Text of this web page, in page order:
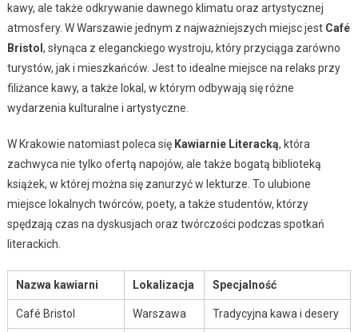
kawy, ale także odkrywanie dawnego klimatu oraz artystycznej
atmosfery. W Warszawie jednym z najważniejszych miejsc jest Café
Bristol , słynąca z eleganckiego wystroju, który przyciąga zarówno
turystów, jak i mieszkańców. Jest to idealne miejsce na relaks przy
filiżance kawy, a także lokal, w którym odbywają się różne
wydarzenia kulturalne i artystyczne.
W Krakowie natomiast poleca się Kawiarnie Literacką, która
zachwyca nie tylko ofertą napojów, ale także bogatą biblioteką
książek, w której można się zanurzyć w lekturze. To ulubione
miejsce lokalnych twórców, poety, a także studentów, którzy
spędzają czas na dyskusjach oraz twórczości podczas spotkań
literackich.
Nazwa kawiarni Lokalizacja Specjalność
Café Bristol Warszawa Tradycyjna kawa i desery